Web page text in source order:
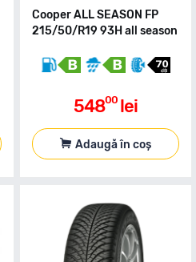
Cooper ALL SEASON FP
215/50/R19 93H all season
54800 lei
Adaugă în coș